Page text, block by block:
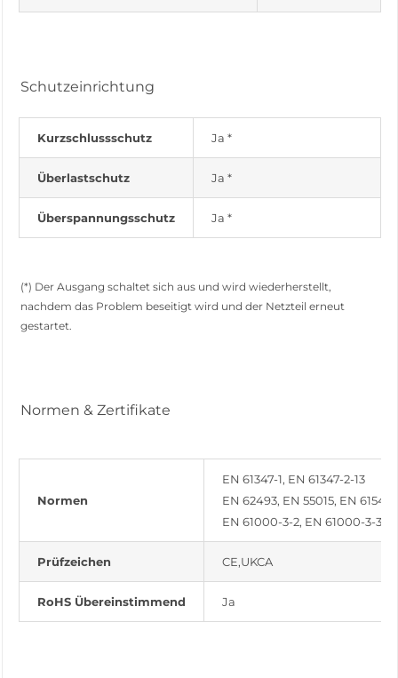
Schutzeinrichtung
Kurzschlussschutz Ja *
Überlastschutz Ja *
Überspannungsschutz Ja *
(*) Der Ausgang schaltet sich aus und wird wiederherstellt,
nachdem das Problem beseitigt wird und der Netzteil erneut
gestartet.
Normen & Zertifikate
Normen
EN 61347-1, EN 61347-2-13
EN 62493, EN 55015, EN 61547
EN 61000-3-2, EN 61000-3-3
Prüfzeichen CE,UKCA
RoHS Übereinstimmend Ja